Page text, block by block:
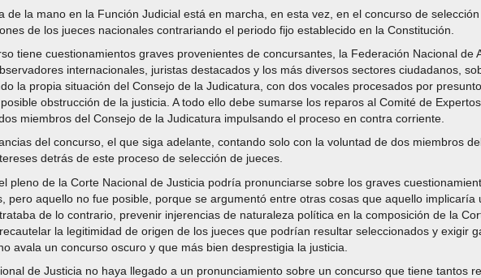
de la mano en la Función Judicial está en marcha, en esta vez, en el concurso de
de los jueces nacionales contrariando el periodo fijo establecido en la Constitución.
tiene cuestionamientos graves provenientes de concursantes, la Federación Nacional de
internacionales, juristas destacados y los más diversos sectores ciudadanos,
la propia situación del Consejo de la Judicatura, con dos vocales procesados por
obstrucción de la justicia. A todo ello debe sumarse los reparos al Comité de
miembros del Consejo de la Judicatura impulsando el proceso en contra corriente.
del concurso, el que siga adelante, contando solo con la voluntad de dos miembros
detrás de este proceso de selección de jueces.
pleno de la Corte Nacional de Justicia podría pronunciarse sobre los graves
pero aquello no fue posible, porque se argumentó entre otras cosas que aquello
de lo contrario, prevenir injerencias de naturaleza política en la composición de la
la legitimidad de origen de los jueces que podrían resultar seleccionados y exigir
avala un concurso oscuro y que más bien desprestigia la justicia.
de Justicia no haya llegado a un pronunciamiento sobre un concurso que tiene tantos